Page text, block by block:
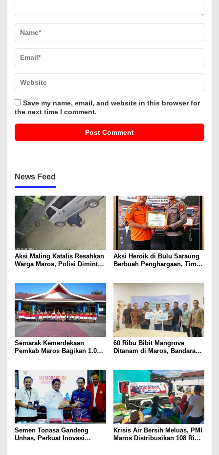
Save my name, email, and website in this browser for
the next time I comment.
News Feed
Aksi Maling Katalis Resahkan
Warga Maros, Polisi Diminta
Aksi Heroik di Bulu Saraung
Berbuah Penghargaan, Tim
Semarak Kemerdekaan
Pemkab Maros Bagikan 1.000
60 Ribu Bibit Mangrove
Ditanam di Maros, Bandara
Semen Tonasa Gandeng
Unhas, Perkuat Inovasi
Krisis Air Bersih Meluas, PMI
Maros Distribusikan 108 Ribu